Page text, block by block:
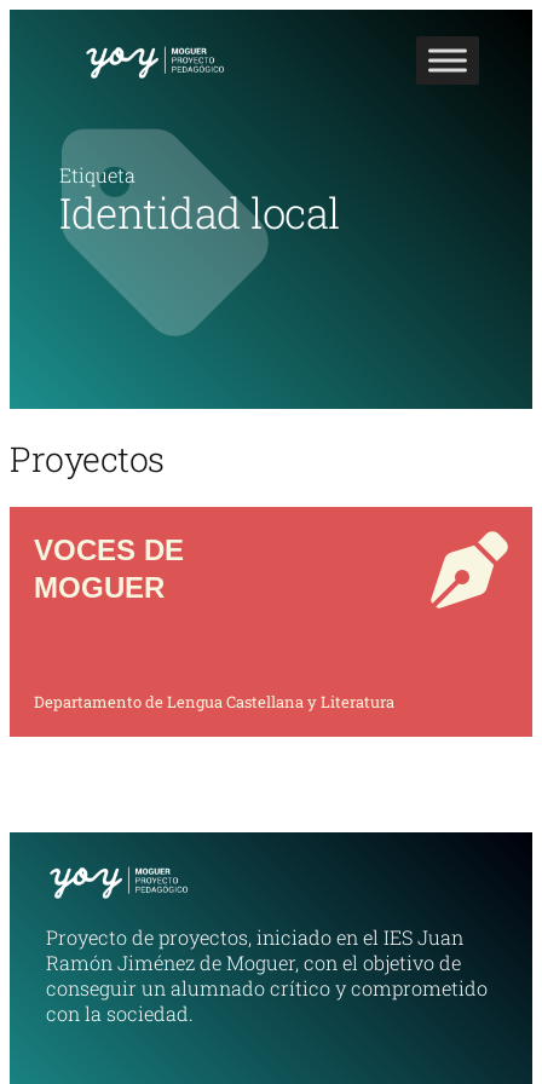
Etiqueta
Identidad local
Proyectos
VOCES DE
MOGUER
Departamento de Lengua Castellana y Literatura
Proyecto de proyectos, iniciado en el IES Juan
Ramón Jiménez de Moguer, con el objetivo de
conseguir un alumnado crítico y comprometido
con la sociedad.